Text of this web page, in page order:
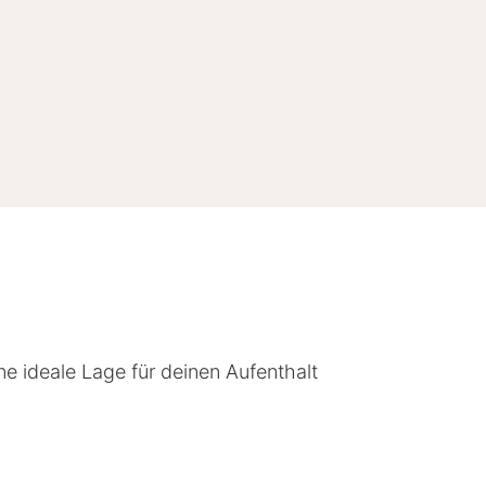
ideale Lage für deinen Aufenthalt